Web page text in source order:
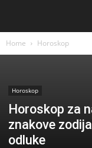
Home Horoskop
Horoskop
Horoskop za
znakove
odluke